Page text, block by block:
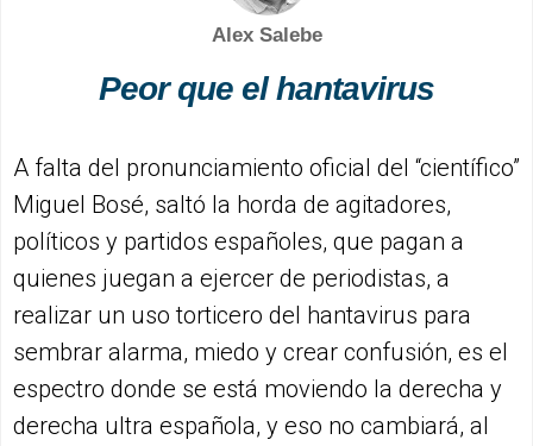
Alex Salebe
Peor que el hantavirus
A falta del pronunciamiento oficial del “científico”
Miguel Bosé, saltó la horda de agitadores,
políticos y partidos españoles, que pagan a
quienes juegan a ejercer de periodistas, a
realizar un uso torticero del hantavirus para
sembrar alarma, miedo y crear confusión, es el
espectro donde se está moviendo la derecha y
derecha ultra española, y eso no cambiará, al